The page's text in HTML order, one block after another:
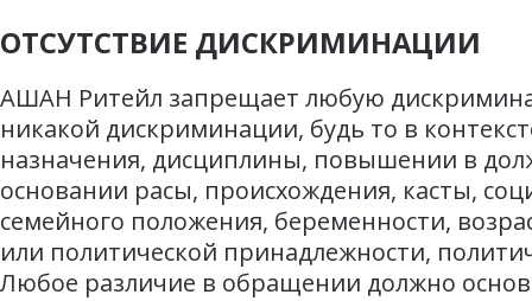
ОТСУТСТВИЕ ДИСКРИМИНАЦИИ
АШАН Ритейл запрещает любую
никакой дискриминации, будь то в
назначения, дисциплины, повышении в
основании расы, происхождения, касты,
семейного положения, беременности,
или политической принадлежности,
Любое различие в обращении должно